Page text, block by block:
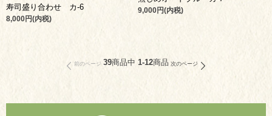
寿司盛り合わせ カ-6
8,000円(内税)
9,000円(内税)
前のページ 39商品中 1-12商品 次のページ